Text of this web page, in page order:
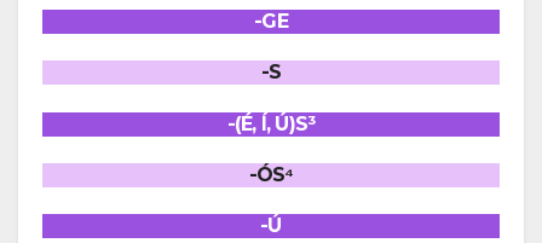
-GE
-S
-(É, Í, Ú)S³
-ÓS⁴
-Ú